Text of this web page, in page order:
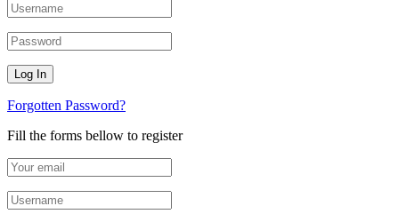
Forgotten Password?
Fill the forms bellow to register